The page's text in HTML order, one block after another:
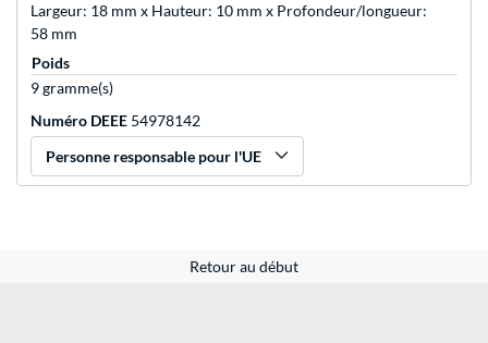
Largeur: 18 mm x Hauteur: 10 mm x Profondeur/longueur:
58 mm
Poids
9 gramme(s)
Numéro DEEE 54978142
Personne responsable pour l'UE
Retour au début